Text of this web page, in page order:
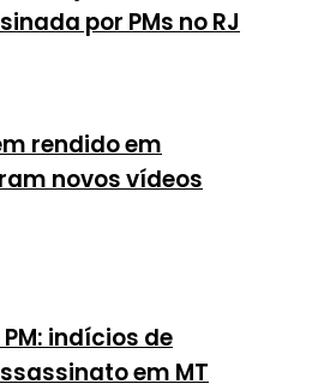
por PMs no RJ
rendido em
novos vídeos
indícios de
em MT